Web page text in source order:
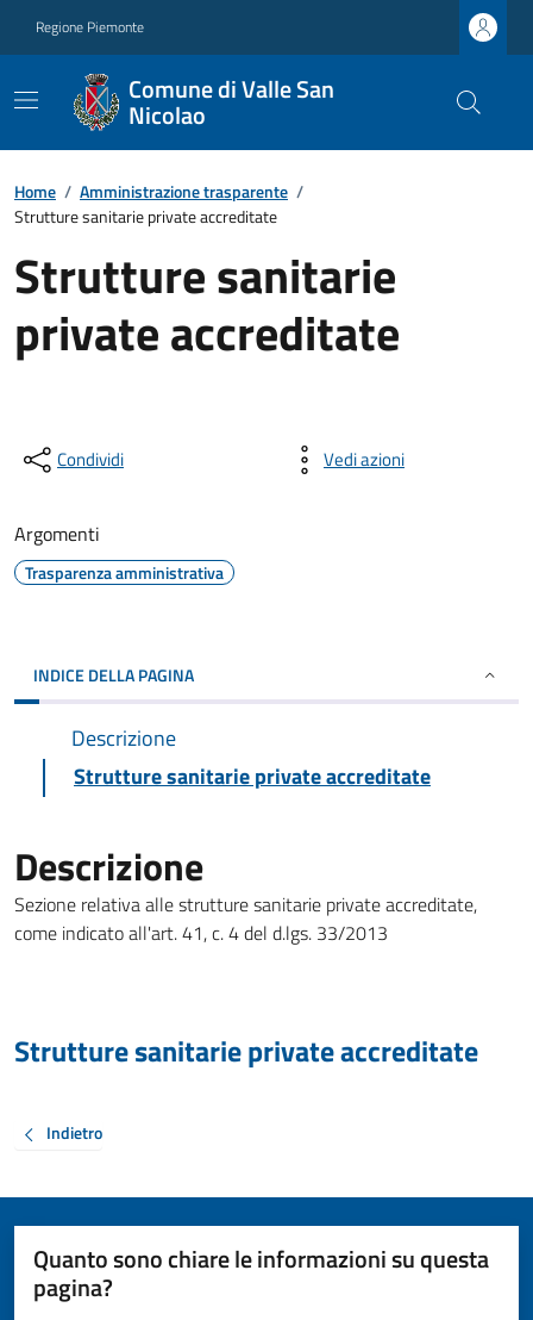
Regione Piemonte
Comune di Valle San
Nicolao
Home / Amministrazione trasparente /
Strutture sanitarie private accreditate
Strutture sanitarie
private accreditate
Condividi Vedi azioni
Argomenti
Trasparenza amministrativa
INDICE DELLA PAGINA
Descrizione
Strutture sanitarie private accreditate
Descrizione
Sezione relativa alle strutture sanitarie private accreditate,
come indicato all'art. 41, c. 4 del d.lgs. 33/2013
Strutture sanitarie private accreditate
Indietro
Quanto sono chiare le informazioni su questa
pagina?